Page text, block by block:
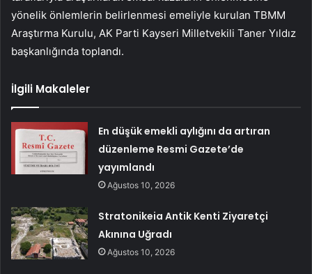
yönelik önlemlerin belirlenmesi emeliyle kurulan TBMM
Araştırma Kurulu, AK Parti Kayseri Milletvekili Taner Yıldız
başkanlığında toplandı.
İlgili Makaleler
En düşük emekli aylığını da artıran
düzenleme Resmi Gazete’de
yayımlandı
Ağustos 10, 2026
Stratonikeia Antik Kenti Ziyaretçi
Akınına Uğradı
Ağustos 10, 2026